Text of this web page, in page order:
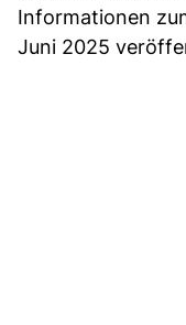
Informationen
Juni 2025